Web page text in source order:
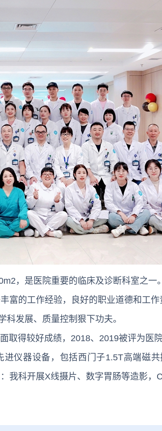
，是医院重要的临床及诊断科室之一。
富的工作经验，良好的职业道德和工
发展、质量控制狠下功夫。
取得较好成绩，2018、2019被评为医院
仪器设备，包括西门子1.5T高端磁
我科开展X线摄片、数字胃肠等造影，